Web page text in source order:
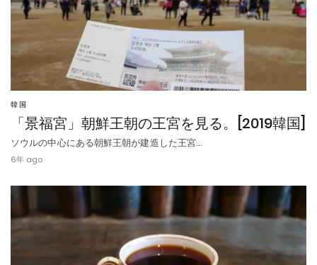
韓国
「景福宮」朝鮮王朝の王宮を見る。[2019韓国]
ソウルの中心にある朝鮮王朝が建造した王宮…
6年 ago